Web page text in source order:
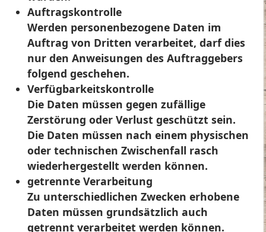
Auftragskontrolle
Werden personenbezogene Daten im
Auftrag von Dritten verarbeitet, darf dies
nur den Anweisungen des Auftraggebers
folgend geschehen.
Verfügbarkeitskontrolle
Die Daten müssen gegen zufällige
Zerstörung oder Verlust geschützt sein.
Die Daten müssen nach einem physischen
oder technischen Zwischenfall rasch
wiederhergestellt werden können.
getrennte Verarbeitung
Zu unterschiedlichen Zwecken erhobene
Daten müssen grundsätzlich auch
getrennt verarbeitet werden können.